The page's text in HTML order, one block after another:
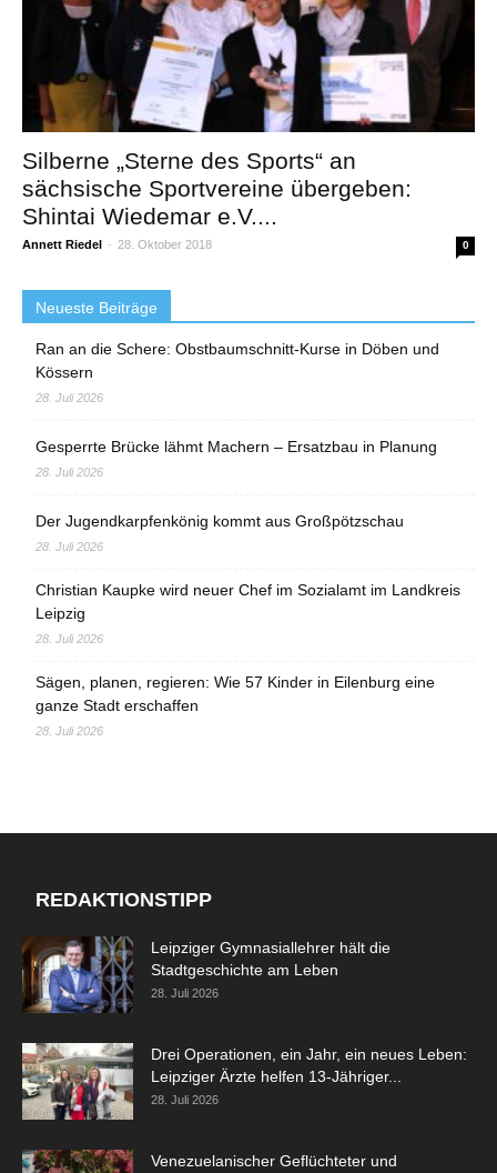
Silberne „Sterne des Sports“ an
sächsische Sportvereine übergeben:
Shintai Wiedemar e.V....
Annett Riedel - 28. Oktober 2018 0
Neueste Beiträge
Ran an die Schere: Obstbaumschnitt-Kurse in Döben und
Kössern
28. Juli 2026
Gesperrte Brücke lähmt Machern – Ersatzbau in Planung
28. Juli 2026
Der Jugendkarpfenkönig kommt aus Großpötzschau
28. Juli 2026
Christian Kaupke wird neuer Chef im Sozialamt im Landkreis
Leipzig
28. Juli 2026
Sägen, planen, regieren: Wie 57 Kinder in Eilenburg eine
ganze Stadt erschaffen
28. Juli 2026
REDAKTIONSTIPP
Leipziger Gymnasiallehrer hält die
Stadtgeschichte am Leben
28. Juli 2026
Drei Operationen, ein Jahr, ein neues Leben:
Leipziger Ärzte helfen 13-Jähriger...
28. Juli 2026
Venezuelanischer Geflüchteter und